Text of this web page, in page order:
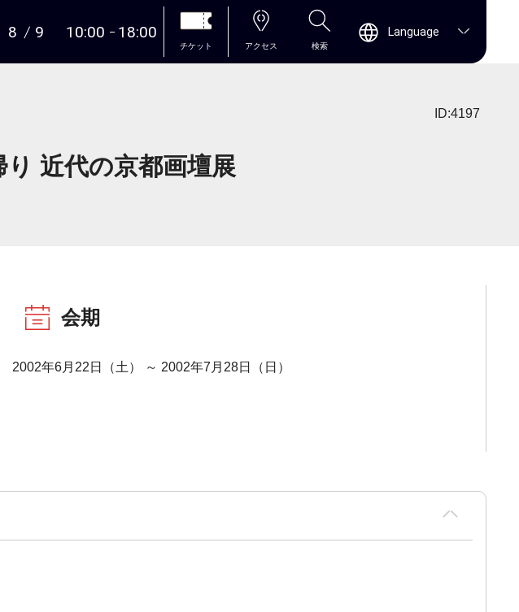
8 9 10:00 18:00
チケット アクセス 検索
Language
ID:4197
近代の京都画壇展
会期
2002年6月22日（土） ～ 2002年7月28日（日）